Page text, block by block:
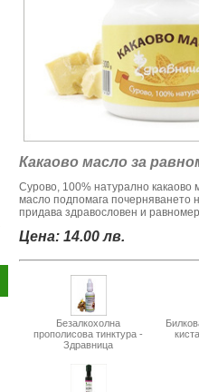
Какаово масло за
Сурово, 100% натурално какаово
масло подпомага почерняването
придава здравословен и
Цена: 14.00 лв.
Безалкохолна
прополисова тинктура -
Здравница